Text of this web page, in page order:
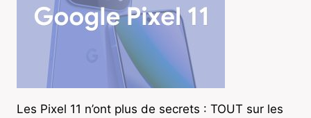
Les Pixel 11 n’ont plus de secrets : TOUT sur les